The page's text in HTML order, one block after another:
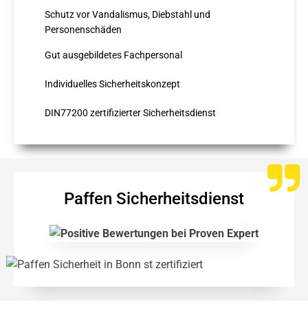
Schutz vor Vandalismus, Diebstahl und
Personenschäden
Gut ausgebildetes Fachpersonal
Individuelles Sicherheitskonzept
DIN77200 zertifizierter Sicherheitsdienst
Paffen Sicherheitsdienst